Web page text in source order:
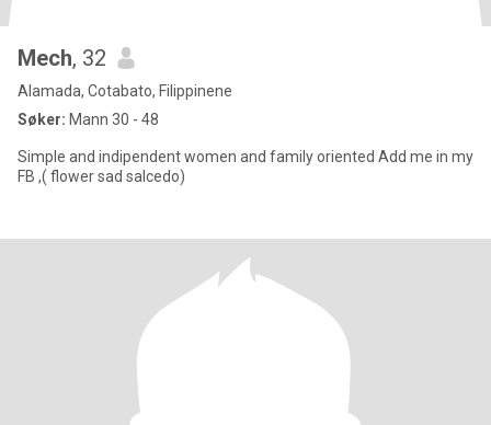
Mech, 32
Alamada, Cotabato, Filippinene
Søker: Mann 30 - 48
Simple and indipendent women and family oriented Add me in my
FB ,( flower sad salcedo)